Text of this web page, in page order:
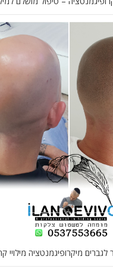
לגברים מיקרופיגמנטציה מילויי